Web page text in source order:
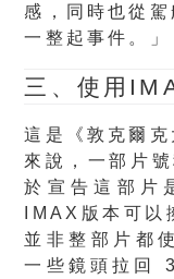
感，同時也從
一整起事件。」
三、使用
這是《敦克爾
來說，一部片
於宣告這部片
IMAX版本可以
並非整部片都
一些鏡頭拉回